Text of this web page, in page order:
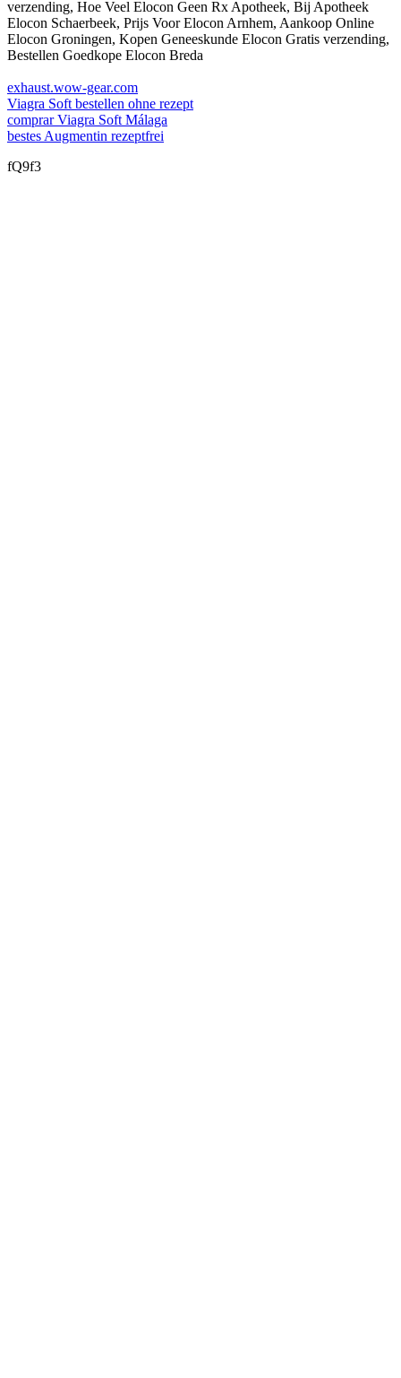
verzending, Hoe Veel Elocon Geen Rx Apotheek, Bij Apotheek
Elocon Schaerbeek, Prijs Voor Elocon Arnhem, Aankoop Online
Elocon Groningen, Kopen Geneeskunde Elocon Gratis verzending,
Bestellen Goedkope Elocon Breda
exhaust.wow-gear.com
Viagra Soft bestellen ohne rezept
comprar Viagra Soft Málaga
bestes Augmentin rezeptfrei
fQ9f3